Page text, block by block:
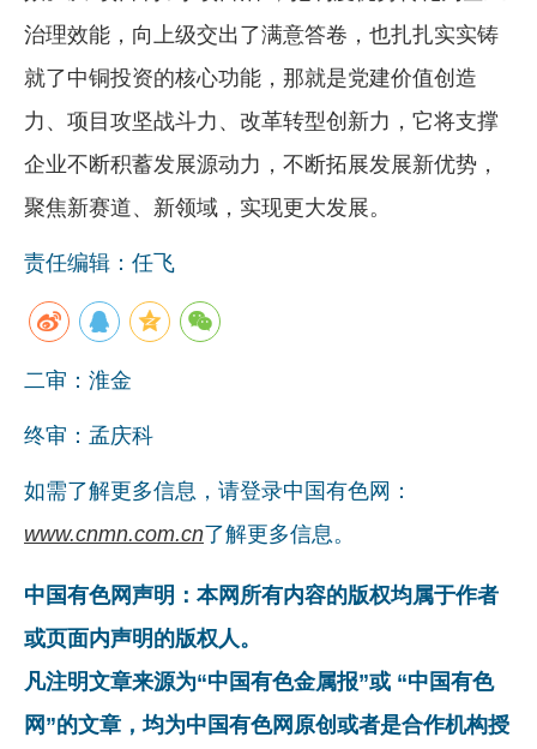
治理效能，向上级交出了满意答卷，也扎扎实实铸
就了中铜投资的核心功能，那就是党建价值创造
力、项目攻坚战斗力、改革转型创新力，它将支撑
企业不断积蓄发展源动力，不断拓展发展新优势，
聚焦新赛道、新领域，实现更大发展。
责任编辑：任飞
二审：淮金
终审：孟庆科
如需了解更多信息，请登录中国有色网：
www.cnmn.com.cn了解更多信息。
中国有色网声明：本网所有内容的版权均属于作者
或页面内声明的版权人。
凡注明文章来源为“中国有色金属报”或 “中国有色
网”的文章，均为中国有色网原创或者是合作机构授